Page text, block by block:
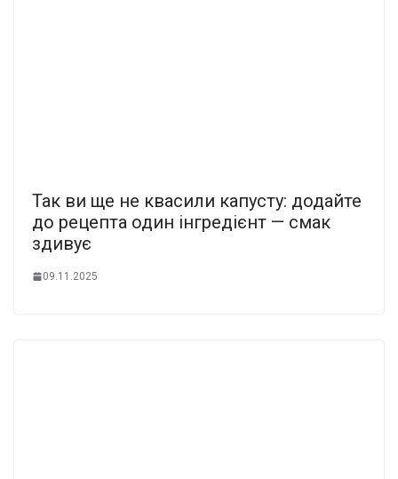
Так ви ще не квасили капусту: додайте
до рецепта один інгредієнт — смак
здивує
09.11.2025